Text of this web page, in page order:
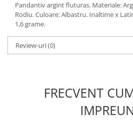
Pandantiv argint fluturas. Materiale:
Rodiu. Culoare: Albastru. Inaltime x
1,6 grame.
Review-uri(0)
FRECVENT